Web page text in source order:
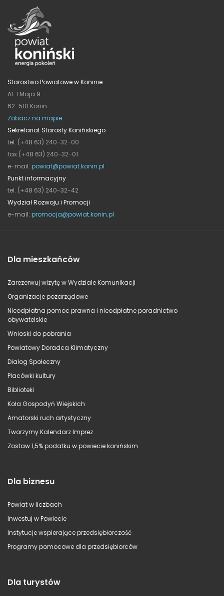
Starostwo Powiatowe w Koninie
Al. 1 Maja 9
62-510 Konin
Zobacz na mapie
Sekretariat Starosty Konińskiego
tel. (+48 63) 240-32-00
fax (+48 63) 240-32-01
e-mail: powiat@powiat.konin.pl
Punkt informacyjny
tel. (+48 63) 240-32-42
Wydział Rozwoju i Promocji
e-mail: promocja@powiat.konin.pl
Dla mieszkańców
Zarezerwuj wizytę w Wydziale Komunikacji
Organizacje pozarządowe
Nieodpłatna pomoc prawna i nieodpłatne poradnictwo
obywatelskie
Wnioski do pobrania
Powiatowy Doradca Klimatyczny
Dialog Społeczny
Placówki kultury
Biblioteki
Koła Gospodyń Wiejskich
Amatorski ruch artystyczny
Tworzymy Kalendarz Imprez
Zostaw 1,5% podatku w powiecie konińskim
Dla biznesu
Powiat w liczbach
Inwestuj w Powiecie
Instytucje wspierające przedsiębiorczość
Programy pomocowe dla przedsiębiorców
Dla turystów